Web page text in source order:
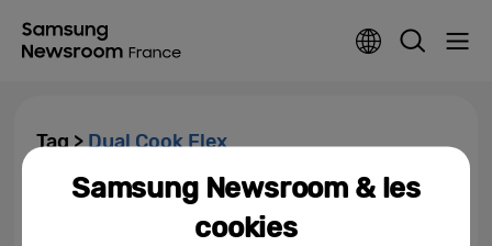
Tag >Dual Cook Flex
Révolution dans la cuisine avec
le Dual Cook Flex™ de Samsung,
Samsung Newsroom & les
cookies